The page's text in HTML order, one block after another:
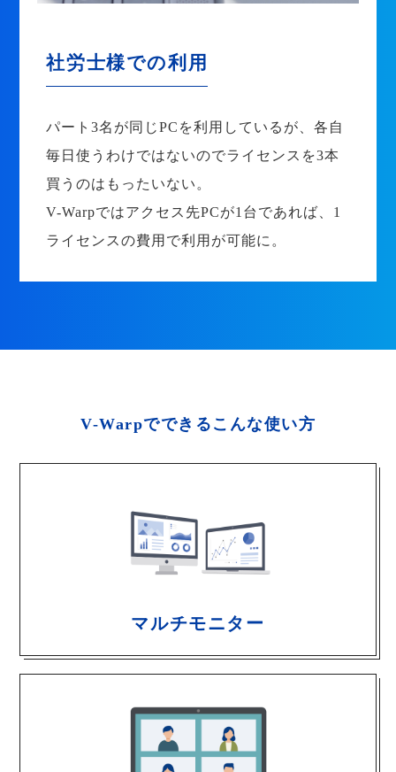
社労士様での利用
パート3名が同じPCを利用しているが、各自
毎日使うわけではないのでライセンスを3本
買うのはもったいない。
V-Warpではアクセス先PCが1台であれば、1
ライセンスの費用で利用が可能に。
V-Warpでできるこんな使い方
マルチモニター